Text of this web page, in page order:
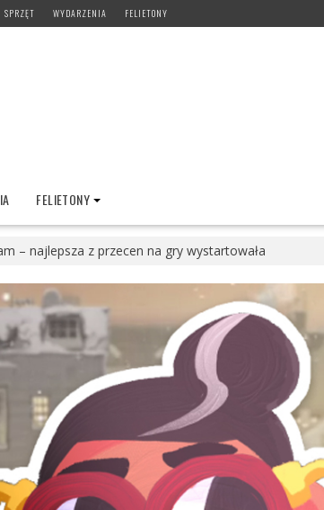
SPRZĘT WYDARZENIA FELIETONY
FELIETONY
– najlepsza z przecen na gry wystartowała